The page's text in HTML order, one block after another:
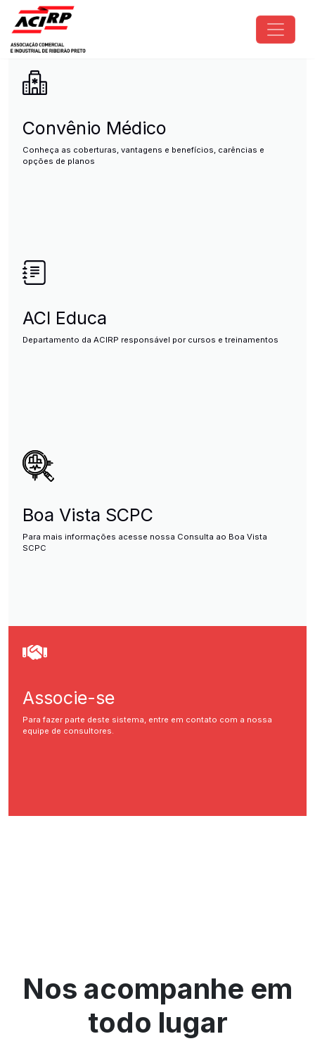
Pular para o conteúdo principal
ACIRP - Associação Comercial
Convênio Médico
Conheça as coberturas, vantagens e benefícios, carências e
opções de planos
ACI Educa
Departamento da ACIRP responsável por cursos e treinamentos
Boa Vista SCPC
Para mais informações acesse nossa Consulta ao Boa Vista
SCPC
Associe-se
Para fazer parte deste sistema, entre em contato com a nossa
equipe de consultores.
Nos acompanhe em
todo lugar